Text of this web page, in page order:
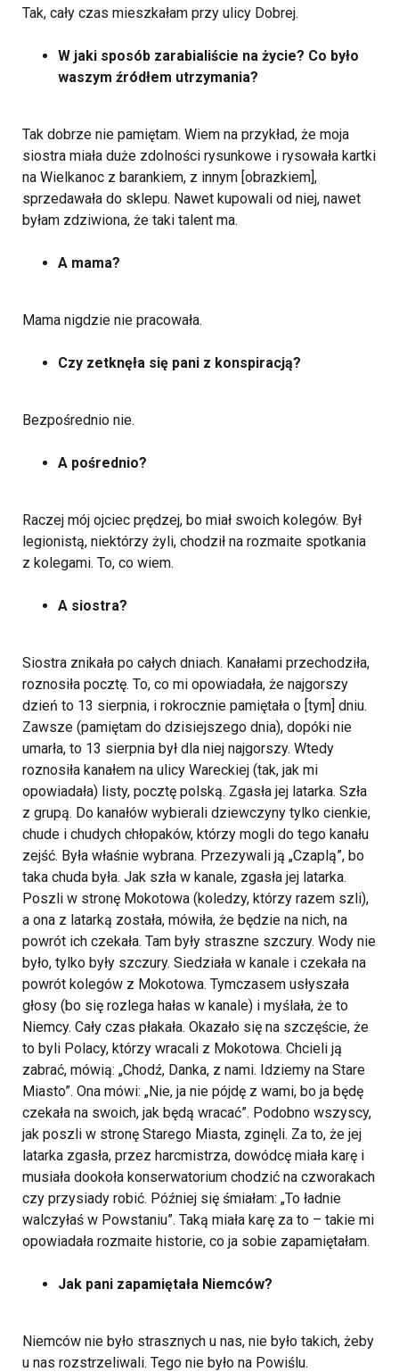
Tak, cały czas mieszkałam przy ulicy Dobrej.
W jaki sposób zarabialiście na życie? Co było
waszym źródłem utrzymania?
Tak dobrze nie pamiętam. Wiem na przykład, że moja
siostra miała duże zdolności rysunkowe i rysowała kartki
na Wielkanoc z barankiem, z innym [obrazkiem],
sprzedawała do sklepu. Nawet kupowali od niej, nawet
byłam zdziwiona, że taki talent ma.
A mama?
Mama nigdzie nie pracowała.
Czy zetknęła się pani z konspiracją?
Bezpośrednio nie.
A pośrednio?
Raczej mój ojciec prędzej, bo miał swoich kolegów. Był
legionistą, niektórzy żyli, chodził na rozmaite spotkania
z kolegami. To, co wiem.
A siostra?
Siostra znikała po całych dniach. Kanałami przechodziła,
roznosiła pocztę. To, co mi opowiadała, że najgorszy
dzień to 13 sierpnia, i rokrocznie pamiętała o [tym] dniu.
Zawsze (pamiętam do dzisiejszego dnia), dopóki nie
umarła, to 13 sierpnia był dla niej najgorszy. Wtedy
roznosiła kanałem na ulicy Wareckiej (tak, jak mi
opowiadała) listy, pocztę polską. Zgasła jej latarka. Szła
z grupą. Do kanałów wybierali dziewczyny tylko cienkie,
chude i chudych chłopaków, którzy mogli do tego kanału
zejść. Była właśnie wybrana. Przezywali ją „Czaplą”, bo
taka chuda była. Jak szła w kanale, zgasła jej latarka.
Poszli w stronę Mokotowa (koledzy, którzy razem szli),
a ona z latarką została, mówiła, że będzie na nich, na
powrót ich czekała. Tam były straszne szczury. Wody nie
było, tylko były szczury. Siedziała w kanale i czekała na
powrót kolegów z Mokotowa. Tymczasem usłyszała
głosy (bo się rozlega hałas w kanale) i myślała, że to
Niemcy. Cały czas płakała. Okazało się na szczęście, że
to byli Polacy, którzy wracali z Mokotowa. Chcieli ją
zabrać, mówią: „Chodź, Danka, z nami. Idziemy na Stare
Miasto”. Ona mówi: „Nie, ja nie pójdę z wami, bo ja będę
czekała na swoich, jak będą wracać”. Podobno wszyscy,
jak poszli w stronę Starego Miasta, zginęli. Za to, że jej
latarka zgasła, przez harcmistrza, dowódcę miała karę i
musiała dookoła konserwatorium chodzić na czworakach
czy przysiady robić. Później się śmiałam: „To ładnie
walczyłaś w Powstaniu”. Taką miała karę za to – takie mi
opowiadała rozmaite historie, co ja sobie zapamiętałam.
Jak pani zapamiętała Niemców?
Niemców nie było strasznych u nas, nie było takich, żeby
u nas rozstrzeliwali. Tego nie było na Powiślu.